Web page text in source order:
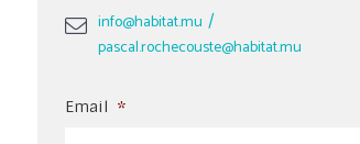
info@habitat.mu /
pascal.rochecouste@habitat.mu
Email *